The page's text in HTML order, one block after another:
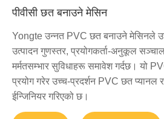
पीवीसी छत बनाउने मेसिन
Yongte उन्नत PVC छत बनाउने मेसिनले
उत्पादन गुणस्तर, प्रयोगकर्ता-अनुकूल
मर्मतसम्भार सुविधाहरू समावेश गर्दछ। यो
प्रयोग गरेर उच्च-प्रदर्शन PVC छत प्यानल र
ईन्जिनियर गरिएको छ।